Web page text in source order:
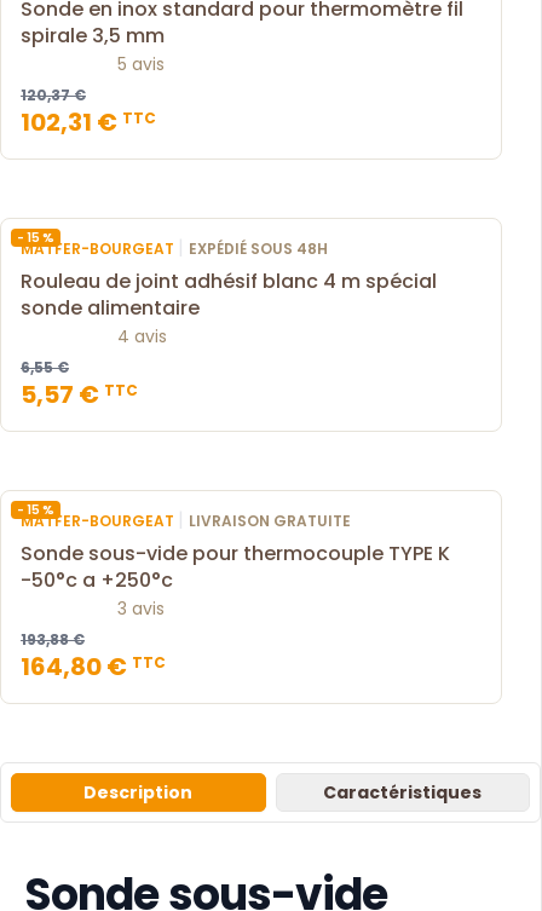
Sonde en inox standard pour thermomètre fil
spirale 3,5 mm
5 avis
120,37 €
102,31 € TTC
- 15 %
MATFER-BOURGEAT | EXPÉDIÉ SOUS 48H
Rouleau de joint adhésif blanc 4 m spécial
sonde alimentaire
4 avis
6,55 €
5,57 € TTC
- 15 %
MATFER-BOURGEAT | LIVRAISON GRATUITE
Sonde sous-vide pour thermocouple TYPE K
-50°c a +250°c
3 avis
193,88 €
164,80 € TTC
Description Caractéristiques
Sonde sous-vide